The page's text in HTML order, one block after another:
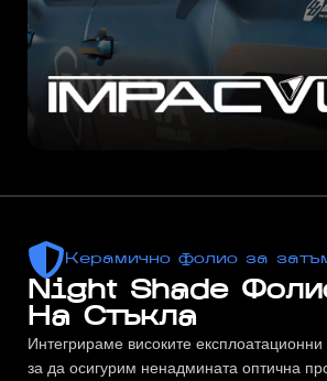
Керамично фолио за
Night Shade
На Стъкла
Интегрираме високите
за да осигурим ненадмината оптична